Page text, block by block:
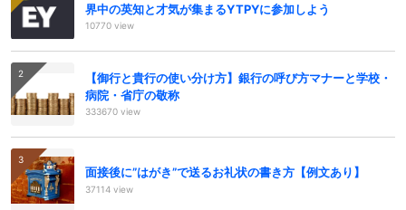
界中の英知と才気が集まるYTPYに参加しよう
10770 view
【御行と貴行の使い分け方】銀行の呼び方マナーと学校・
病院・省庁の敬称
333670 view
面接後に”はがき”で送るお礼状の書き方【例文あり】
37114 view